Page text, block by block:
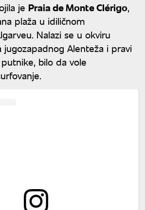
je Praia de Monte Clérigo,
plaža u idiličnom
Nalazi se u okviru
Alenteža i pravi
bilo da vole